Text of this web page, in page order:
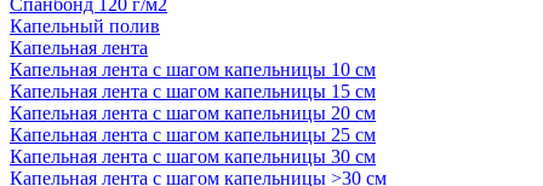
Спанбонд 120 г/м2
Капельный полив
Капельная лента
Капельная лента с шагом капельницы 10 см
Капельная лента с шагом капельницы 15 см
Капельная лента с шагом капельницы 20 см
Капельная лента с шагом капельницы 25 см
Капельная лента с шагом капельницы 30 см
Капельная лента с шагом капельницы >30 см